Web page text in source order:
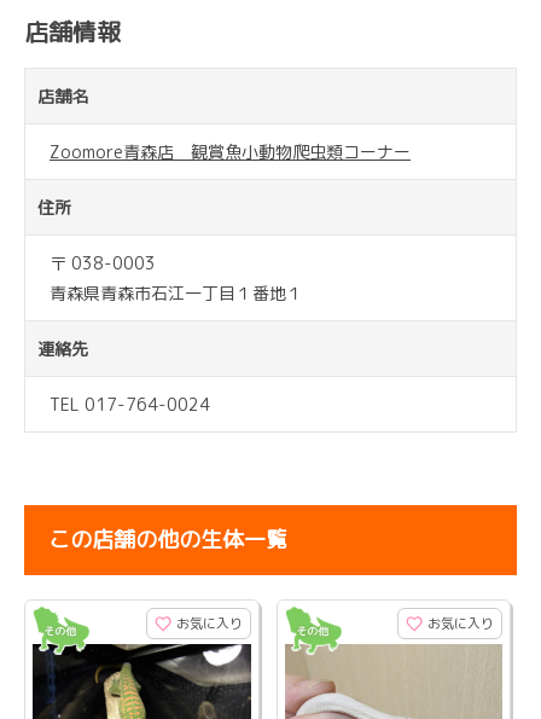
店舗情報
店舗名
Zoomore青森店 観賞魚小動物爬虫類コーナー
住所
〒 038-0003
青森県青森市石江一丁目１番地１
連絡先
TEL 017-764-0024
この店舗の他の生体一覧
お気に入り お気に入り